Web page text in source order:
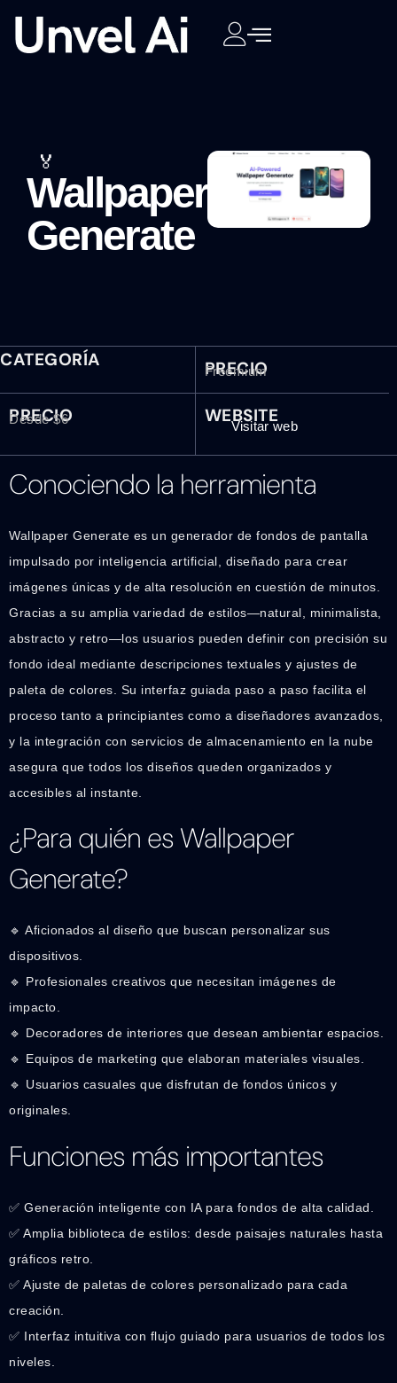
🏅
Wallpaper
Generate
CATEGORÍA PRECIO
Freemium
PRECIO
Desde $6 WEBSITE
Visitar web
Conociendo la herramienta
Wallpaper Generate es un generador de fondos de pantalla
impulsado por inteligencia artificial, diseñado para crear
imágenes únicas y de alta resolución en cuestión de minutos.
Gracias a su amplia variedad de estilos—natural, minimalista,
abstracto y retro—los usuarios pueden definir con precisión su
fondo ideal mediante descripciones textuales y ajustes de
paleta de colores. Su interfaz guiada paso a paso facilita el
proceso tanto a principiantes como a diseñadores avanzados,
y la integración con servicios de almacenamiento en la nube
asegura que todos los diseños queden organizados y
accesibles al instante.
¿Para quién es Wallpaper
Generate?
🔹 Aficionados al diseño que buscan personalizar sus
dispositivos.
🔹 Profesionales creativos que necesitan imágenes de
impacto.
🔹 Decoradores de interiores que desean ambientar espacios.
🔹 Equipos de marketing que elaboran materiales visuales.
🔹 Usuarios casuales que disfrutan de fondos únicos y
originales.
Funciones más importantes
✅ Generación inteligente con IA para fondos de alta calidad.
✅ Amplia biblioteca de estilos: desde paisajes naturales hasta
gráficos retro.
✅ Ajuste de paletas de colores personalizado para cada
creación.
✅ Interfaz intuitiva con flujo guiado para usuarios de todos los
niveles.